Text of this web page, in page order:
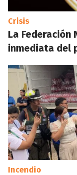
Crisis
La Federación
inmediata del
Incendio